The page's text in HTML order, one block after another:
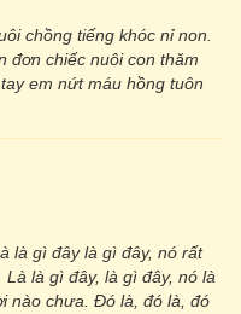
chồng tiếng khóc nỉ non.
đơn chiếc nuôi con thăm
em nứt máu hồng tuôn
là gì đây là gì đây, nó rất
là gì đây, là gì đây, nó là
nào chưa. Đó là, đó là, đó